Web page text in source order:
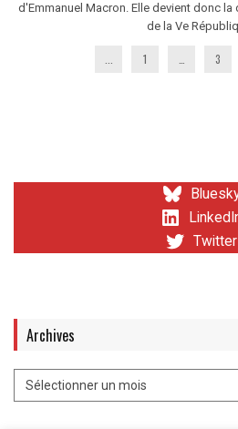
d'Emmanuel Macron. Elle devient donc la
de la Ve
1 3
Twitter
Archives